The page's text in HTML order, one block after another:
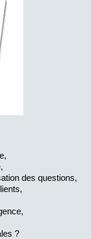
des questions,
?